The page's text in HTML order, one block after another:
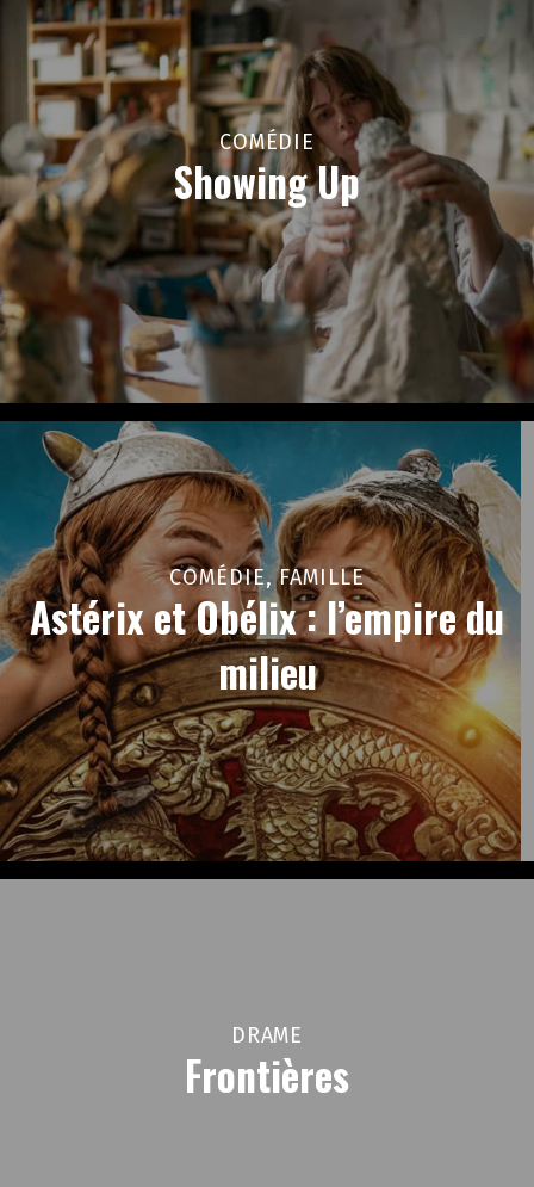
COMÉDIE
Showing Up
COMÉDIE, FAMILLE
Astérix et Obélix : l’empire du
milieu
DRAME
Frontières